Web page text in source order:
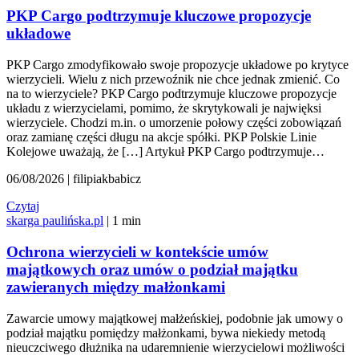
PKP Cargo podtrzymuje kluczowe propozycje
układowe
PKP Cargo zmodyfikowało swoje propozycje układowe po krytyce
wierzycieli. Wielu z nich przewoźnik nie chce jednak zmienić. Co
na to wierzyciele? PKP Cargo podtrzymuje kluczowe propozycje
układu z wierzycielami, pomimo, że skrytykowali je najwięksi
wierzyciele. Chodzi m.in. o umorzenie połowy części zobowiązań
oraz zamianę części długu na akcje spółki. PKP Polskie Linie
Kolejowe uważają, że […] Artykuł PKP Cargo podtrzymuje…
06/08/2026 | filipiakbabicz
Czytaj
skarga paulińska.pl | 1 min
Ochrona wierzycieli w kontekście umów
majątkowych oraz umów o podział majątku
zawieranych między małżonkami
Zawarcie umowy majątkowej małżeńskiej, podobnie jak umowy o
podział majątku pomiędzy małżonkami, bywa niekiedy metodą
nieuczciwego dłużnika na udaremnienie wierzycielowi możliwości